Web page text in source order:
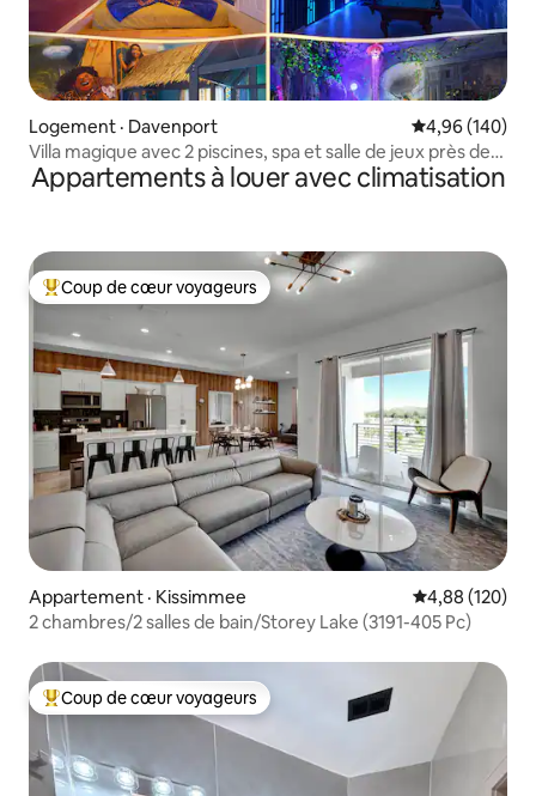
Logement · Davenport Note
4,96 (140)
Villa magique avec 2 piscines, spa et salle de jeux près de
« Disney »
Appartements à louer avec climatisation
Coup de cœur voyageurs parmi les plus aimés
Coup de cœur voyageurs
Appartement · Kissimmee Note
4,88 (120)
2 chambres/2 salles de bain/Storey Lake (3191-405 Pc)
Coup de cœur voyageurs parmi les plus aimés
Coup de cœur voyageurs